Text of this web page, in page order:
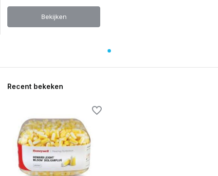
Bekijken
Recent bekeken